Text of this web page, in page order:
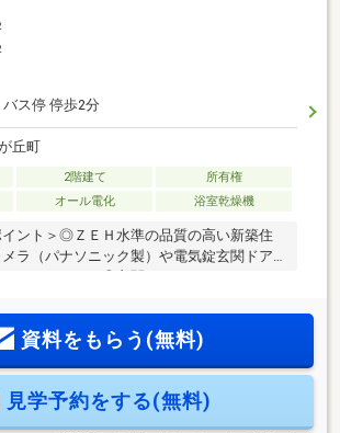
ス停 停歩2分
丘町
2階建て
所有権
オール電化 浴室乾燥機
イント＞◎ＺＥＨ水準の品質の高い新築住
ラ（パナソニック製）や電気錠玄関ドア
す。◎ＬＤＫタイプに対面型キッチンを
家族とのコミュニケーションもしやすい設
面でスポーツ観戦やライブも楽しめます。
ているので雨の日や黄砂・花粉対策も大
資料をもらう(無料)
見学予約をする(無料)